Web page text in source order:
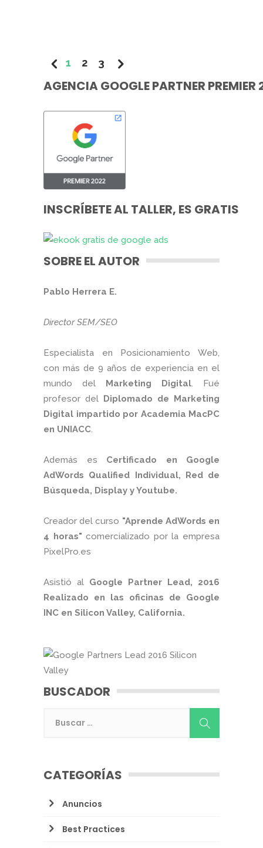
1 2 3
AGENCIA GOOGLE PARTNER PREMIER
INSCRÍBETE AL TALLER, ES GRATIS
SOBRE EL AUTOR
Pablo Herrera E.
Director SEM/SEO
Especialista en Posicionamiento Web,
con más de 9 años de experiencia en el
mundo del
Marketing Digital. Fué
profesor del
Diplomado de Marketing
Digital impartido por Academia MacPC
en UNIACC.
Además es Certificado en Google
AdWords Qualified Individual, Red de
Búsqueda, Display y Youtube.
Creador del curso "Aprende AdWords en
4 horas" comercializado por la empresa
PixelPro.es
Asistió al Google Partner Lead, 2016
Realizado en las oficinas de Google
INC en Silicon Valley, California.
BUSCADOR
CATEGORÍAS
Anuncios
Best Practices